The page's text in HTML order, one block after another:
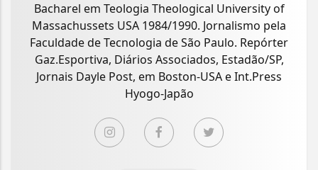
Bacharel em Teologia Theological University of
Massachussets USA 1984/1990. Jornalismo pela
Faculdade de Tecnologia de São Paulo. Repórter
Gaz.Esportiva, Diários Associados, Estadão/SP,
Jornais Dayle Post, em Boston-USA e Int.Press
Hyogo-Japão